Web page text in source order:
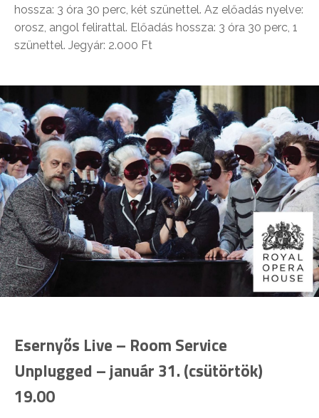
hossza: 3 óra 30 perc, két szünettel. Az előadás nyelve:
orosz, angol felirattal. Előadás hossza: 3 óra 30 perc, 1
szünettel. Jegyár: 2.000 Ft
Esernyős Live – Room Service
Unplugged – január 31. (csütörtök)
19.00